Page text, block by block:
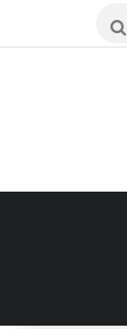
بحث